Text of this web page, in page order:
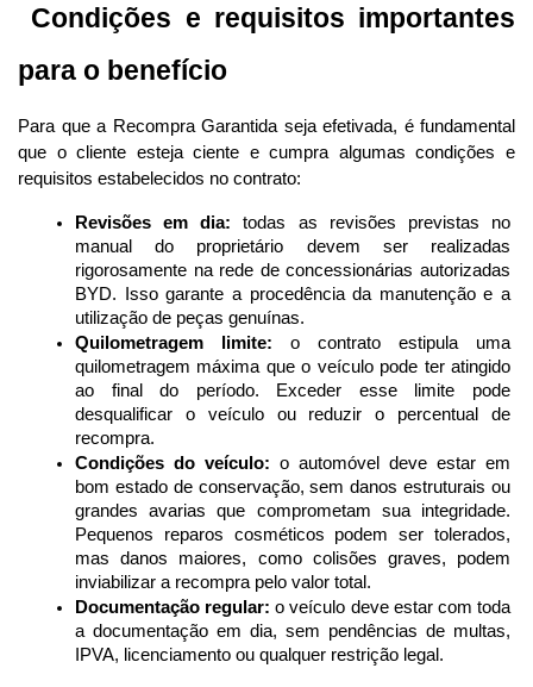
Condições e requisitos importantes
para o benefício
Para que a Recompra Garantida seja efetivada, é fundamental
que o cliente esteja ciente e cumpra algumas condições e
requisitos estabelecidos no contrato:
Revisões em dia: todas as revisões previstas no
manual do proprietário devem ser realizadas
rigorosamente na rede de concessionárias autorizadas
BYD. Isso garante a procedência da manutenção e a
utilização de peças genuínas.
Quilometragem limite: o contrato estipula uma
quilometragem máxima que o veículo pode ter atingido
ao final do período. Exceder esse limite pode
desqualificar o veículo ou reduzir o percentual de
recompra.
Condições do veículo: o automóvel deve estar em
bom estado de conservação, sem danos estruturais ou
grandes avarias que comprometam sua integridade.
Pequenos reparos cosméticos podem ser tolerados,
mas danos maiores, como colisões graves, podem
inviabilizar a recompra pelo valor total.
Documentação regular: o veículo deve estar com toda
a documentação em dia, sem pendências de multas,
IPVA, licenciamento ou qualquer restrição legal.